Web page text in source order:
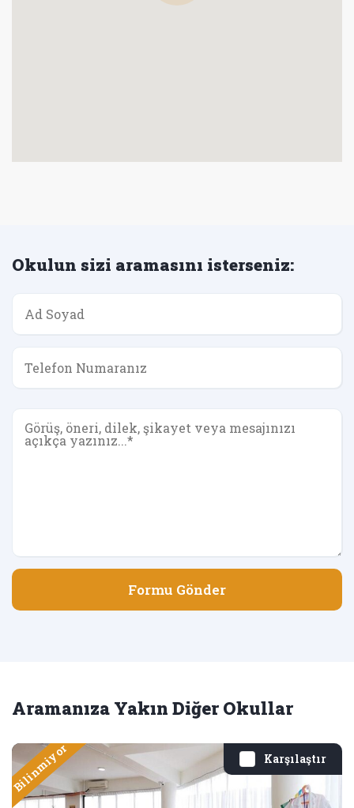
Okulun sizi aramasını isterseniz:
Formu Gönder
Aramanıza Yakın Diğer Okullar
Karşılaştır
Bilinmiyor